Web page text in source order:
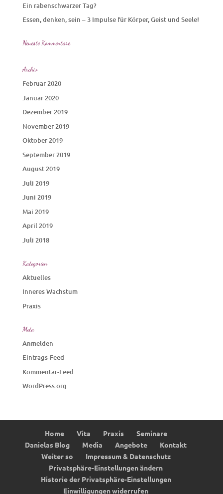
Ein rabenschwarzer Tag?
Essen, denken, sein – 3 Impulse für Körper, Geist und Seele!
Neueste Kommentare
Archiv
Februar 2020
Januar 2020
Dezember 2019
November 2019
Oktober 2019
September 2019
August 2019
Juli 2019
Juni 2019
Mai 2019
April 2019
Juli 2018
Kategorien
Aktuelles
Inneres Wachstum
Praxis
Meta
Anmelden
Eintrags-Feed
Kommentar-Feed
WordPress.org
Home Vita Praxis
Seminare
Danielas Blog
Media Angebote
Kontakt
Weiter so
Impressum & Datenschutz
Privatsphäre-Einstellungen ändern
Historie der Privatsphäre-Einstellungen
Einwilligungen widerrufen